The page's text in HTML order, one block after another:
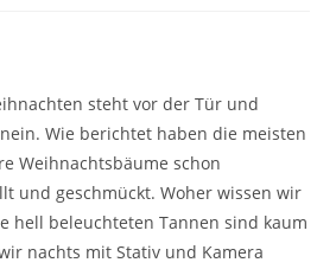
steht vor der Tür und
Wie berichtet haben die meisten
Weihnachtsbäume schon
und geschmückt. Woher wissen wir
hell beleuchteten Tannen sind kaum
nachts mit Stativ und Kamera